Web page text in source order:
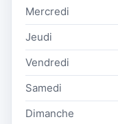
Mercredi
Jeudi
Vendredi
Samedi
Dimanche